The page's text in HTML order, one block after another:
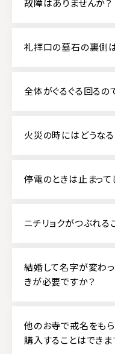
故障はありませんか？
礼拝口の墓石の裏側
全体がぐるぐる回るの
火災の時にはどうな
停電のときは止まって
ニチリョクがつぶれる
結婚して名字が変わ
きが必要ですか？
他のお寺で戒名をも
購入することはできま